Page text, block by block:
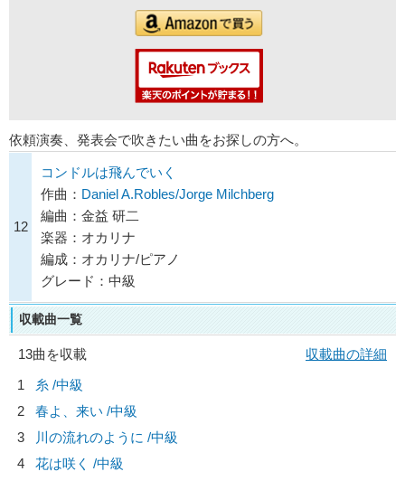
依頼演奏、発表会で吹きたい曲をお探しの方へ。
12
コンドルは飛んでいく
作曲： Daniel A.Robles/Jorge Milchberg
編曲：金益 研二
楽器：オカリナ
編成：オカリナ/ピアノ
グレード：中級
収載曲一覧
13曲を収載
収載曲の詳細
1
糸 /中級
2
春よ、来い /中級
3
川の流れのように /中級
4
花は咲く /中級